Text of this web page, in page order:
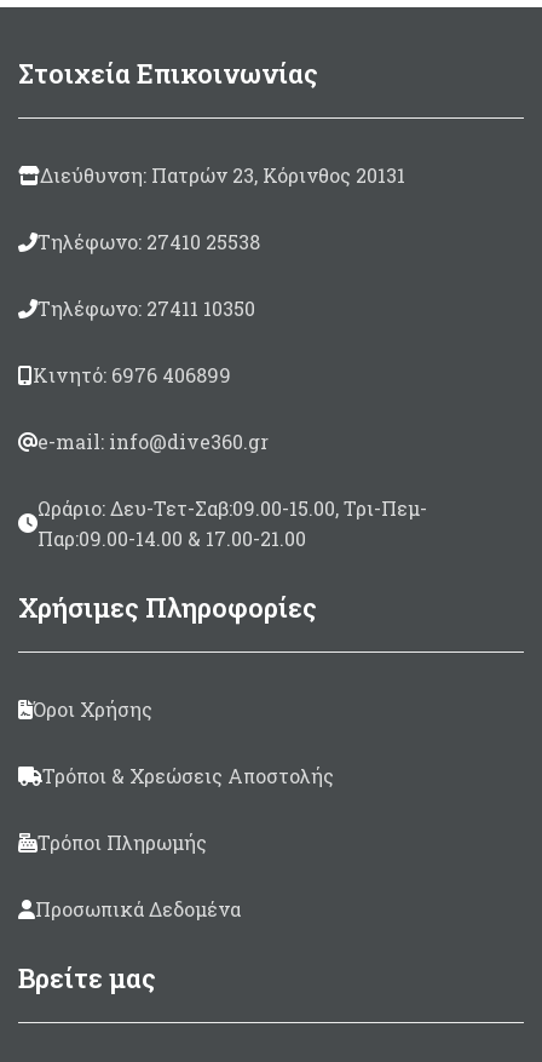
Στοιχεία Επικοινωνίας
Διεύθυνση: Πατρών 23, Κόρινθος 20131
Τηλέφωνο: 27410 25538
Τηλέφωνο: 27411 10350
Κινητό: 6976 406899
e-mail: info@dive360.gr
Ωράριο: Δευ-Τετ-Σαβ:09.00-15.00, Τρι-Πεμ-
Παρ:09.00-14.00 & 17.00-21.00
Χρήσιμες Πληροφορίες
Όροι Χρήσης
Τρόποι & Χρεώσεις Αποστολής
Τρόποι Πληρωμής
Προσωπικά Δεδομένα
Βρείτε μας